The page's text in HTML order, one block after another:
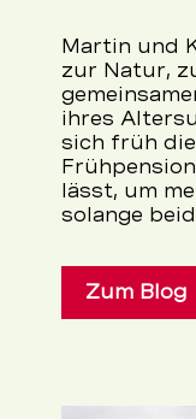
Martin und
zur Natur,
ihres
sich früh die
lässt, um
solange
Zum Blog